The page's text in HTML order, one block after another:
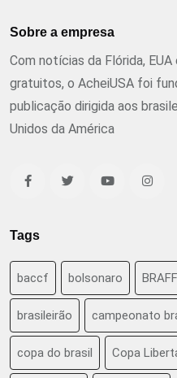
Sobre a empresa
Com notícias da Flórida,
gratuitos, o AcheiUSA foi
publicação dirigida aos
Unidos da América
Tags
baccf bolsonaro BRAFF
brasileirão campeonato
copa do brasil Copa